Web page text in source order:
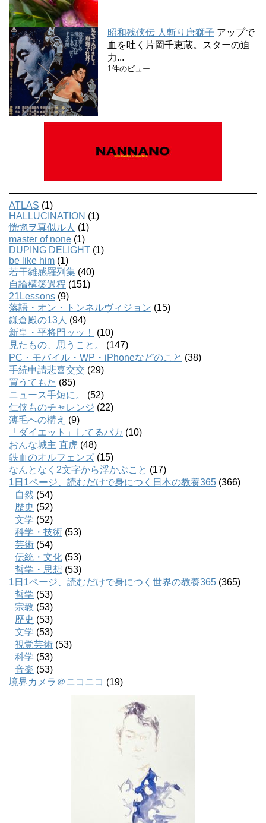
昭和残侠伝 人斬り唐獅子 アップで
血を吐く片岡千恵蔵。スターの迫
力...
1件のビュー
ATLAS (1)
HALLUCINATION (1)
恍惚ヲ真似ル人 (1)
master of none (1)
DUPING DELIGHT (1)
be like him (1)
若干雑感羅列集 (40)
自論構築過程 (151)
21Lessons (9)
落語・オン・トンネルヴィジョン (15)
鎌倉殿の13人 (94)
新皇・平将門ッッ！
(10)
見たもの、思うこと。
(147)
PC・モバイル・WP・iPhoneなどのこと (38)
手続申請悲喜交交 (29)
買うてもた (85)
ニュース手短に。
(52)
仁侠ものチャレンジ (22)
薄毛への構え (9)
「ダイエット」してるバカ (10)
おんな城主 直虎 (48)
鉄血のオルフェンズ (15)
なんとなく2文字から浮かぶこと (17)
1日1ページ、読むだけで身につく日本の教養365 (366)
自然 (54)
歴史 (52)
文学 (52)
科学・技術 (53)
芸術 (54)
伝統・文化 (53)
哲学・思想 (53)
1日1ページ、読むだけで身につく世界の教養365 (365)
哲学 (53)
宗教 (53)
歴史 (53)
文学 (53)
視覚芸術 (53)
科学 (53)
音楽 (53)
境界カメラ＠ニコニコ (19)